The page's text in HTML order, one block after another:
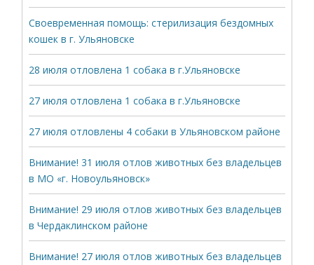
Своевременная помощь: стерилизация бездомных
кошек в г. Ульяновске
28 июля отловлена 1 собака в г.Ульяновске
27 июля отловлена 1 собака в г.Ульяновске
27 июля отловлены 4 собаки в Ульяновском районе
Внимание! 31 июля отлов животных без владельцев
в МО «г. Новоульяновск»
Внимание! 29 июля отлов животных без владельцев
в Чердаклинском районе
Внимание! 27 июля отлов животных без владельцев